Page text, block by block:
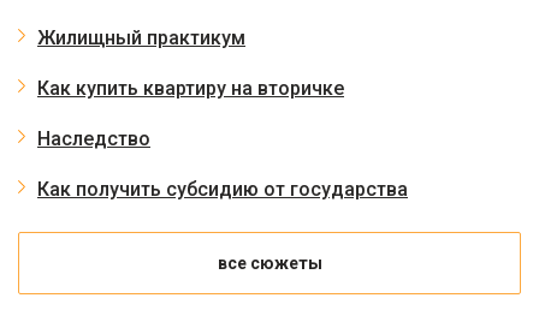
Жилищный практикум
Как купить квартиру на вторичке
Наследство
Как получить субсидию от государства
все сюжеты